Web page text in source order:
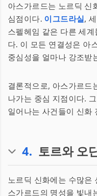
아스가르드는 노르딕 신
심점이다. 이그드라실,
스펠헤임 같은 다른 세
다. 이 모든 연결성은 아
중심성을 얼마나 강조
결론적으로, 아스가르드
나가는 중심 지점이다.
일어나는 사건들이 신화
4. 토르와 오
노르딕 신화에는 수많은
스가르드의 명성을 빛내